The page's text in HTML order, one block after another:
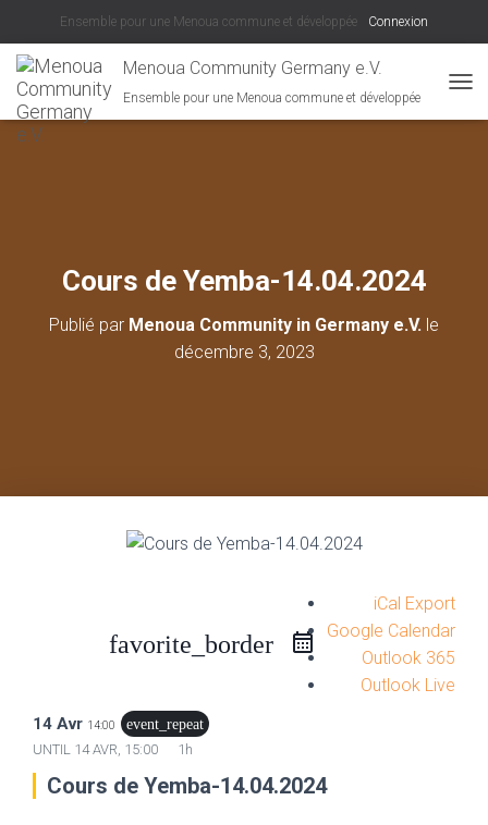
Ensemble pour une Menoua commune et développée Connexion
Menoua Community Germany e.V.
Ensemble pour une Menoua commune et développée
É
Cours de Yemba-14.04.2024
Publié par Menoua Community in Germany e.V. le
décembre 3, 2023
favorite_border
iCal Export
Google Calendar
Outlook 365
Outlook Live
14 Avr 14:00 event_repeat
UNTIL 14 AVR, 15:00 1h
Cours de Yemba-14.04.2024